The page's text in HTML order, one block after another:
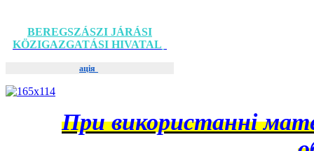
BEREGSZÁSZI JÁRÁSI
KÖZIGAZGATÁSI HIVATAL
ація
При використанні